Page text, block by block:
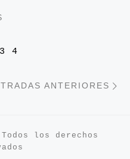
3 4
ANTERIORES
los derechos